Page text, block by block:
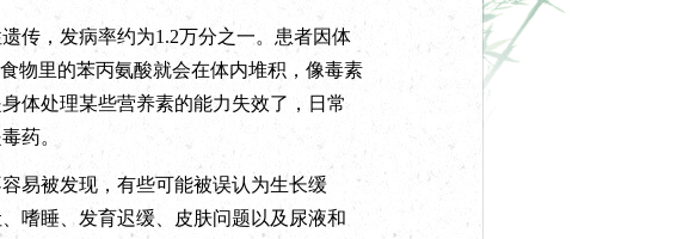
，发病率约为1.2万分之一。患者因体
物里的苯丙氨酸就会在体内堆积，像毒素
体处理某些营养素的能力失效了，日常
药。
易被发现，有些可能被误认为生长缓
嗜睡、发育迟缓、皮肤问题以及尿液和